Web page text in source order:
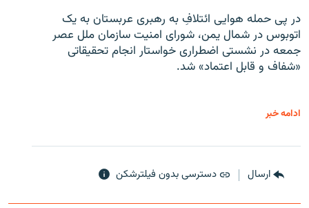
در پی حمله هوایی ائتلافِ به رهبری عربستان به یک
اتوبوس در شمال یمن، شورای امنیت سازمان ملل عصر
جمعه در نشستی اضطراری خواستار انجام تحقیقاتی
«شفاف و قابل اعتماد» شد.
ادامه خبر
ارسال دسترسی بدون فیلترشکن